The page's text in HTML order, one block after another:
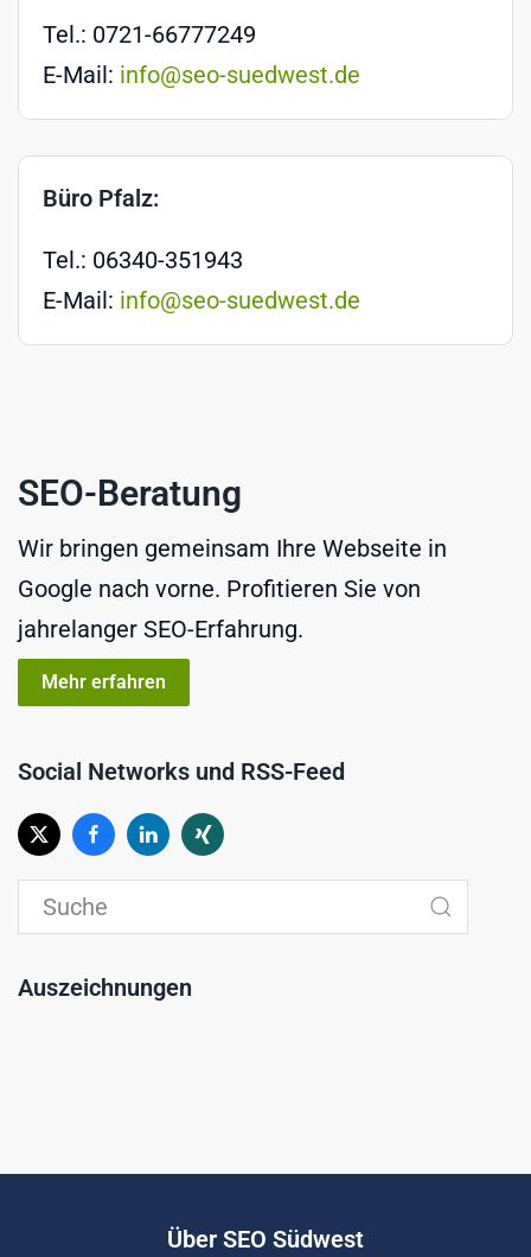
Tel.: 0721-66777249
E-Mail: info@seo-suedwest.de
Büro Pfalz:
Tel.: 06340-351943
E-Mail: info@seo-suedwest.de
SEO-Beratung
Wir bringen gemeinsam Ihre Webseite in
Google nach vorne. Profitieren Sie von
jahrelanger SEO-Erfahrung.
Mehr erfahren
Social Networks und RSS-Feed
Auszeichnungen
Über SEO Südwest